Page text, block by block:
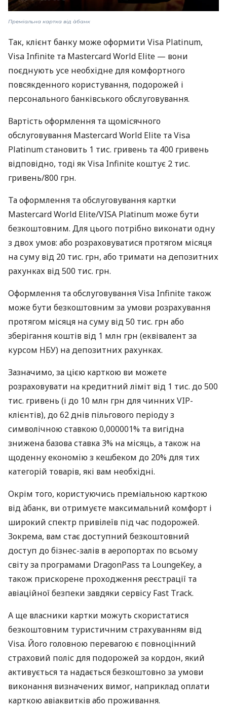
Преміальна картка від àбанк
Так, клієнт банку може оформити Visa Platinum,
Visa Infinite та Mastercard World Elite — вони
поєднують усе необхідне для комфортного
повсякденного користування, подорожей і
персонального банківського обслуговування.
Вартість оформлення та щомісячного
обслуговування Mastercard World Elite та Visa
Platinum становить 1 тис. гривень та 400 гривень
відповідно, тоді як Visa Infinite коштує 2 тис.
гривень/800 грн.
Та оформлення та обслуговування картки
Mastercard World Elite/VISA Platinum може бути
безкоштовним. Для цього потрібно виконати одну
з двох умов: або розраховуватися протягом місяця
на суму від 20 тис. грн, або тримати на депозитних
рахунках від 500 тис. грн.
Оформлення та обслуговування Visa Infinite також
може бути безкоштовним за умови розрахування
протягом місяця на суму від 50 тис. грн або
зберігання коштів від 1 млн грн (еквівалент за
курсом НБУ) на депозитних рахунках.
Зазначимо, за цією карткою ви можете
розраховувати на кредитний ліміт від 1 тис. до 500
тис. гривень (і до 10 млн грн для чинних VIP-
клієнтів), до 62 днів пільгового періоду з
символічною ставкою 0,000001% та вигідна
знижена базова ставка 3% на місяць, а також на
щоденну економію з кешбеком до 20% для тих
категорій товарів, які вам необхідні.
Окрім того, користуючись преміальною карткою
від àбанк, ви отримуєте максимальний комфорт і
широкий спектр привілеїв під час подорожей.
Зокрема, вам стає доступний безкоштовний
доступ до бізнес-залів в аеропортах по всьому
світу за програмами DragonPass та LoungeKey, а
також прискорене проходження реєстрації та
авіаційної безпеки завдяки сервісу Fast Track.
А ще власники картки можуть скористатися
безкоштовним туристичним страхуванням від
Visa. Його головною перевагою є повноцінний
страховий поліс для подорожей за кордон, який
активується та надається безкоштовно за умови
виконання визначених вимог, наприклад оплати
карткою авіаквитків або проживання.